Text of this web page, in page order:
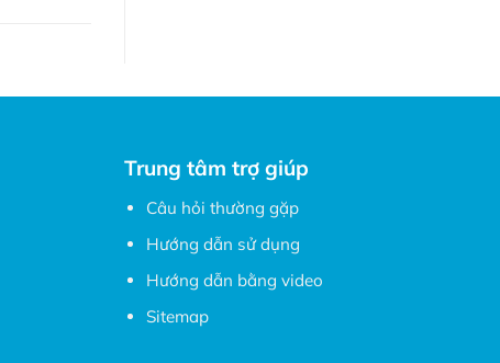
Trung tâm trợ giúp
Câu hỏi thường gặp
Hướng dẫn sử dụng
Hướng dẫn bằng video
Sitemap